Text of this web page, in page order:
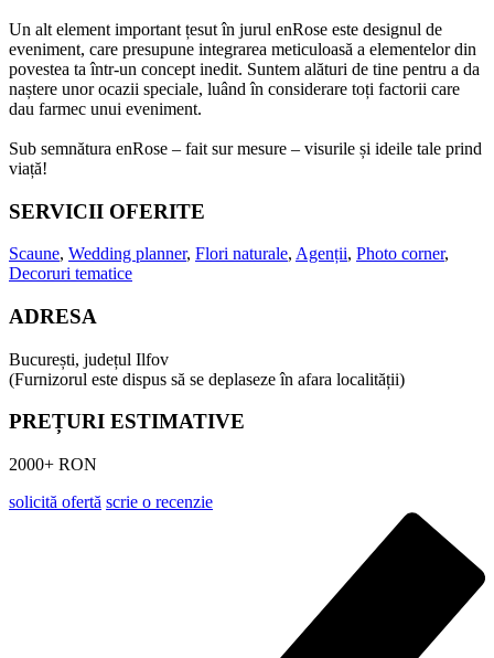
Un alt element important țesut în jurul enRose este designul de
eveniment, care presupune integrarea meticuloasă a elementelor din
povestea ta într-un concept inedit. Suntem alături de tine pentru a da
naștere unor ocazii speciale, luând în considerare toți factorii care
dau farmec unui eveniment.
Sub semnătura enRose – fait sur mesure – visurile și ideile tale prind
viață!
SERVICII OFERITE
Scaune, Wedding planner, Flori naturale, Agenții, Photo corner,
Decoruri tematice
ADRESA
București, județul Ilfov
(Furnizorul este dispus să se deplaseze în afara localității)
PREȚURI ESTIMATIVE
2000+ RON
solicită ofertă scrie o recenzie